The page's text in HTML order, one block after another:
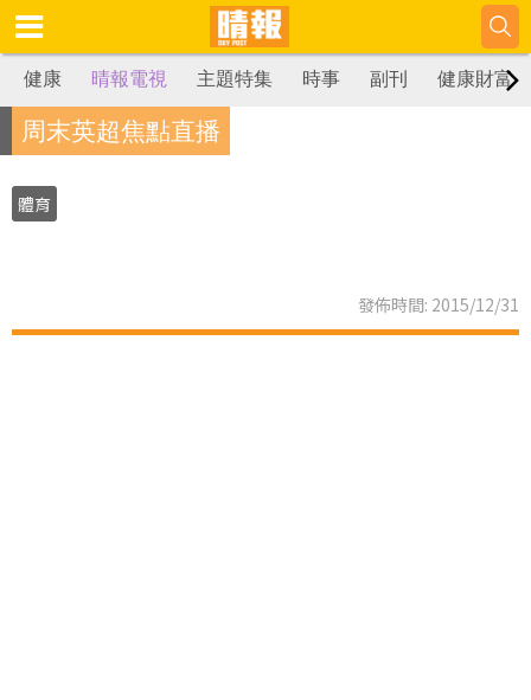
健康 晴報電視 主題特集 時事 副刊 健康財富
周末英超焦點直播
體育
發佈時間: 2015/12/31